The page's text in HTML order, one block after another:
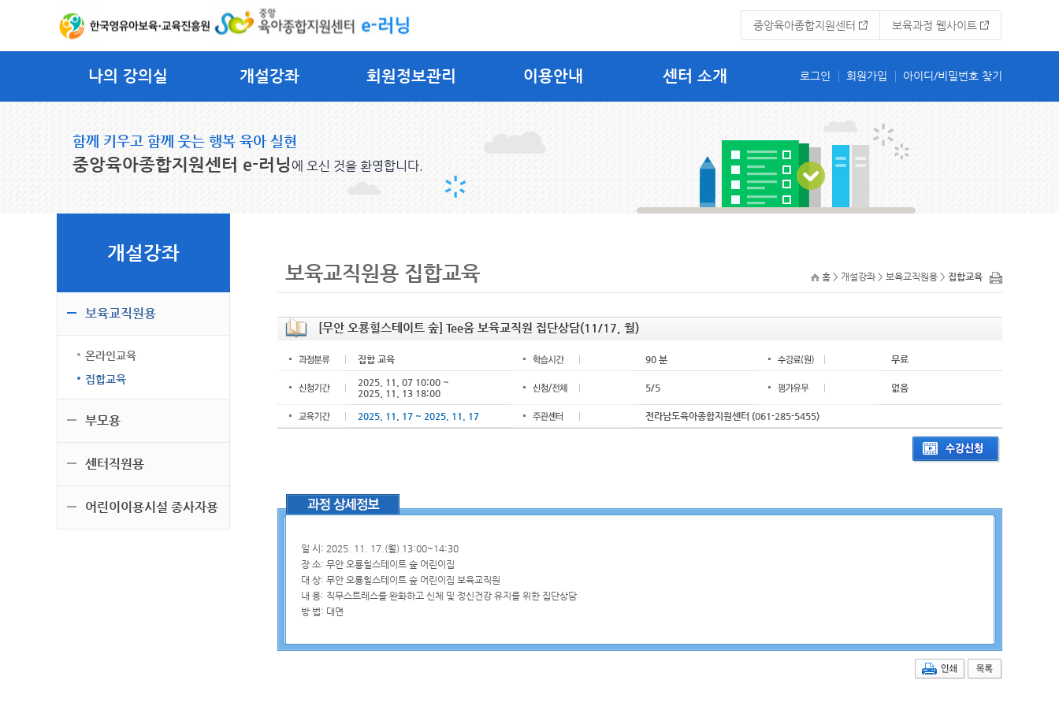
중앙육아종합지원센터 보육과정 웹사이트
나의 강의실 개설강좌 회원정보관리 이용안내 센터 소개
함께 키우고 함께 웃는 행복 육아 실현
중앙육아종합지원센터 e-러닝 에 오신 것을 환영합니다.
개설강좌
보육교직원용
온라인교육
집합교육
부모용
센터직원용
어린이이용시설 종사자용
보육교직원용 집합교육 홈 > 개설강좌 > 보육교직원용 > 집합교육
[무안 오룡힐스테이트 숲] Tee움 보육교직원 집단상담(11/17, 월)
집합 교육 90 분 무료
2025. 11. 07 10:00 ~
2025. 11. 13 18:00
5/5 없음
2025. 11. 17 ~ 2025. 11. 17 전라남도육아종합지원센터 (061-285-5455)
일 시: 2025. 11. 17.(월) 13:00~14:30
장 소: 무안 오룡힐스테이트 숲 어린이집
대 상: 무안 오룡힐스테이트 숲 어린이집 보육교직원
내 용: 직무스트레스를 완화하고 신체 및 정신건강 유지를 위한 집단상담
방 법: 대면